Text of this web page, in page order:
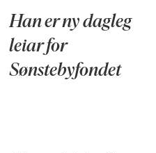
Han er ny dagleg
leiar for
Sønstebyfondet